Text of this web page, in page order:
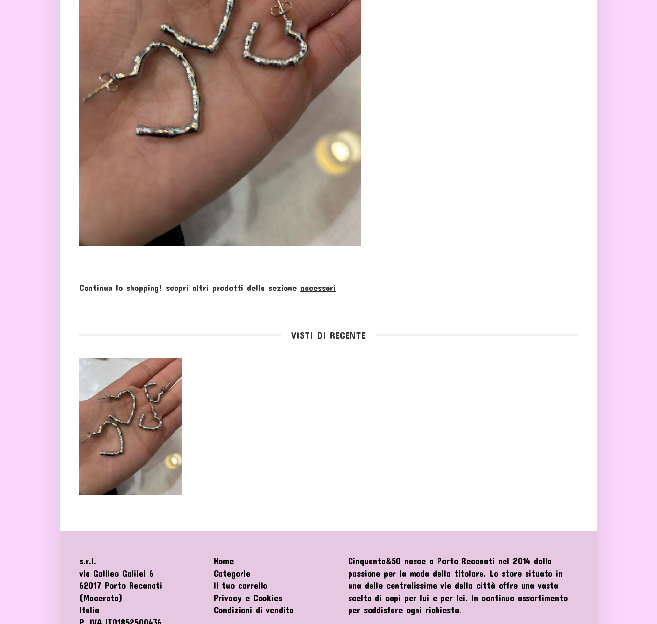
Continua lo shopping! scopri altri prodotti della sezione accessori
VISTI DI RECENTE
s.r.l.
via Galileo Galilei 6
62017 Porto Recanati
(Macerata)
Italia
Home
Categorie
Il tuo carrello
Privacy e Cookies
Condizioni di vendita
Cinquanta&50 nasce a Porto Recanati nel 2014 dalla
passione per la moda della titolare. Lo store situato in
una delle centralissime vie della città offre una vasta
scelta di capi per lui e per lei. In continuo assortimento
per soddisfare ogni richiesta.